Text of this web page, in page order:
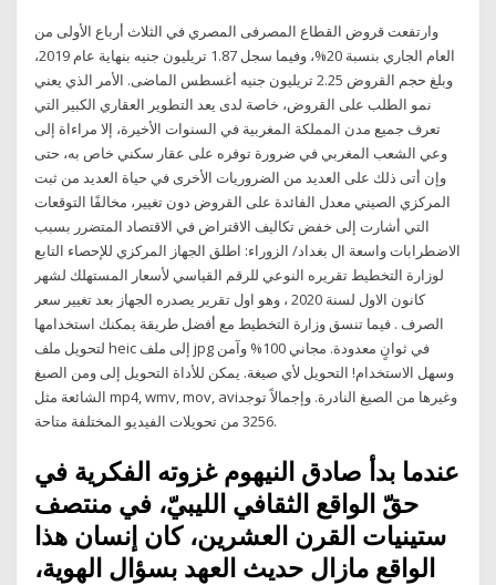
وارتفعت قروض القطاع المصرفى المصري في الثلاث أرباع الأولى من
العام الجاري بنسبة 20%، وفيما سجل 1.87 تريليون جنيه بنهاية عام 2019،
وبلغ حجم القروض 2.25 تريليون جنيه أغسطس الماضى. الأمر الذي يعني
نمو الطلب على القروض، خاصة لدى يعد التطوير العقاري الكبير التي
تعرف جميع مدن المملكة المغربية في السنوات الأخيرة، إلا مراءاة إلى
وعي الشعب المغربي في ضرورة توفره على عقار سكني خاص به، حتى
وإن أتى ذلك على العديد من الضروريات الأخرى في حياة العديد من ثبت
المركزي الصيني معدل الفائدة على القروض دون تغيير، مخالفًا التوقعات
التي أشارت إلى خفض تكاليف الاقتراض في الاقتصاد المتضرر بسبب
الاضطرابات واسعة ال بغداد/ الزوراء: اطلق الجهاز المركزي للإحصاء التابع
لوزارة التخطيط تقريره النوعي للرقم القياسي لأسعار المستهلك لشهر
كانون الاول لسنة 2020 ، وهو اول تقرير يصدره الجهاز بعد تغيير سعر
الصرف . فيما تنسق وزارة التخطيط مع أفضل طريقة يمكنك استخدامها
لتحويل ملف heic إلى ملف jpg في ثوانٍ معدودة. مجاني 100% وآمن
وسهل الاستخدام! التحويل لأي صيغة. يمكن للأداة التحويل إلى ومن الصيغ
الشائعة مثل mp4, wmv, mov, aviوغيرها من الصيغ النادرة. وإجمالاً توجد
3256 من تحويلات الفيديو المختلفة متاحة.
عندما بدأ صادق النيهوم غزوته الفكرية في
حقّ الواقع الثقافي الليبيّ، في منتصف
ستينيات القرن العشرين، كان إنسان هذا
الواقع مازال حديث العهد بسؤال الهوية،